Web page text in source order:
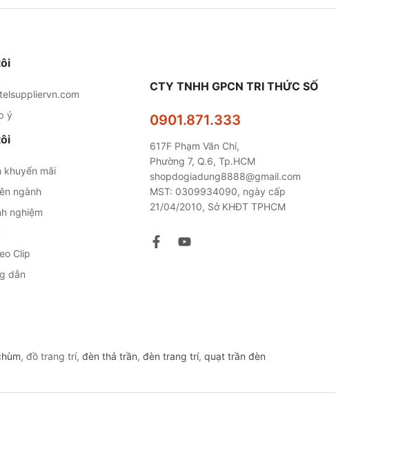
ý
khuyến mãi
ngành
nghiệm
Clip
dẫn
CTY TNHH GPCN TRI THỨC SỐ
0901.871.333
617F Phạm Văn Chí,
Phường 7, Q.6, Tp.HCM
shopdogiadung8888@gmail.com
MST: 0309934090, ngày cấp
21/04/2010, Sở KHĐT TPHCM
, đồ trang trí, đèn thả trần, đèn trang trí, quạt trần đèn